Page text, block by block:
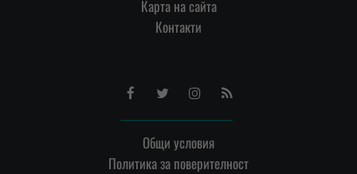
Карта на сайта
Контакти
FacebookTwitterInstagram
RSS
Общи условия
Политика за поверителност